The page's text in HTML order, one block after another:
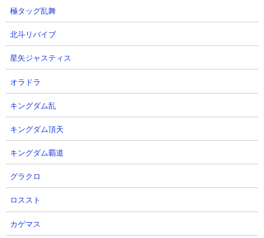
「ふーか」さんの攻略動画です。アイテムはスニャイパーを使
用、にゃんコンボはなし。大狂乱ゴム、スライム、ムキあし、暗
黒だけを使った無課金キャラ4種のみの編成。雑魚をすべて片づけ
たあとは、ほぼ大狂乱ゴムとスライムの2体を定期的に出していく
だけ。スニャイパーが地味にラミエルを押し戻してくるのも手伝
って、前線を安定させたままクリアにいたっています。にゃんコ
ができますね。
極タッグ乱舞
北斗リバイブ
星矢ジャスティス
オラドラ
キングダム乱
キングダム頂天
キングダム覇道
グラクロ
ロススト
カゲマス